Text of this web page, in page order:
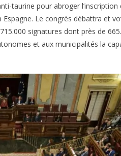
taurine pour abroger
Le congrès débattra et
signatures dont près de
et aux municipalités la